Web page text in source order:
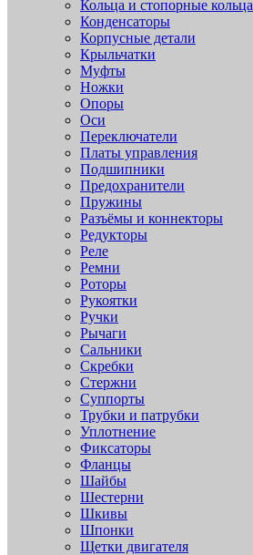
Кольца и стопорные кольца
Конденсаторы
Корпусные детали
Крыльчатки
Муфты
Ножки
Опоры
Оси
Переключатели
Платы управления
Подшипники
Предохранители
Пружины
Разъёмы и коннекторы
Редукторы
Реле
Ремни
Роторы
Рукоятки
Ручки
Рычаги
Сальники
Скребки
Стержни
Суппорты
Трубки и патрубки
Уплотнение
Фиксаторы
Фланцы
Шайбы
Шестерни
Шкивы
Шпонки
Щетки двигателя